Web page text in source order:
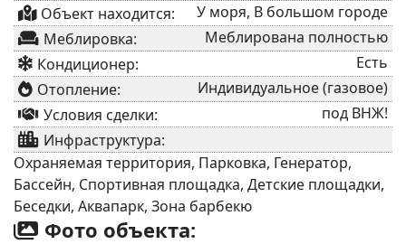
Объект находится:
У моря, В большом городе
Меблировка:
Меблирована полностью
Кондиционер:
Есть
Отопление:
Индивидуальное (газовое)
Условия сделки:
под ВНЖ!
Инфраструктура:
Охраняемая территория, Парковка, Генератор,
Бассейн, Спортивная площадка, Детские площадки,
Беседки, Аквапарк, Зона барбекю
Фото объекта: